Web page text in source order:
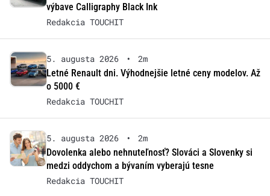
výbave Calligraphy Black Ink
Redakcia TOUCHIT
5. augusta 2026 •
2m
Letné Renault dni. Výhodnejšie letné ceny modelov. Až
o 5000 €
Redakcia TOUCHIT
5. augusta 2026 •
2m
Dovolenka alebo nehnuteľnosť? Slováci a Slovenky si
medzi oddychom a bývaním vyberajú tesne
Redakcia TOUCHIT